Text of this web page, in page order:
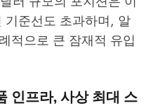
기준선도 초과하며, 알
적으로 큰 잠재적 유입
인프라, 사상 최대 스